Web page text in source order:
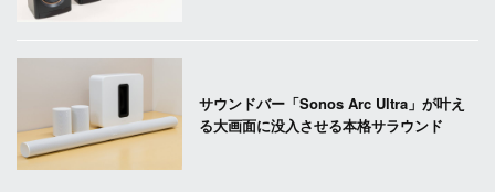
サウンドバー「Sonos Arc Ultra」が叶え
る大画面に没入させる本格サラウンド